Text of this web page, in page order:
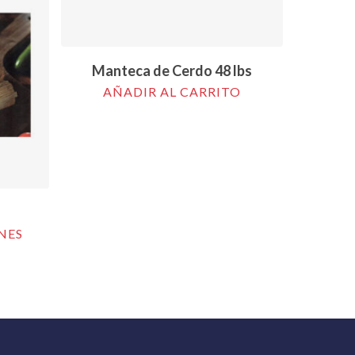
Manteca de Cerdo 48 lbs
AÑADIR AL CARRITO